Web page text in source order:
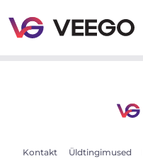
Kontakt Üldtingimused